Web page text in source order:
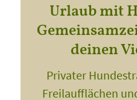
Urlaub mit
deinen
Privater
Freilaufflächen